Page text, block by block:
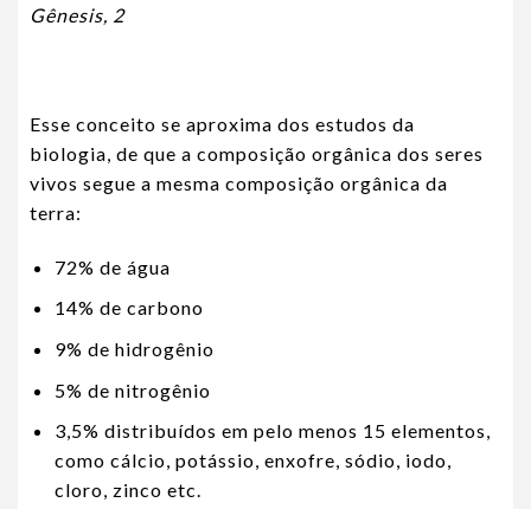
Gênesis, 2
Esse conceito se aproxima dos estudos da
biologia, de que a composição orgânica dos seres
vivos segue a mesma composição orgânica da
terra:
72% de água
14% de carbono
9% de hidrogênio
5% de nitrogênio
3,5% distribuídos em pelo menos 15 elementos,
como cálcio, potássio, enxofre, sódio, iodo,
cloro, zinco etc.